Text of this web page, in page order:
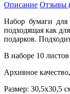
Описание Отзывы
Набор бумаги для
подходящая как
подарков.
В наборе 10
Архивное
Размер: 30,5х30,5